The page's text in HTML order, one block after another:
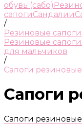
обувь (сабо)
сапогиСандалии
/
Резиновые
Резиновые
для мальчиков
/
Сапоги резиновые
Сапоги
Сапоги резиновые